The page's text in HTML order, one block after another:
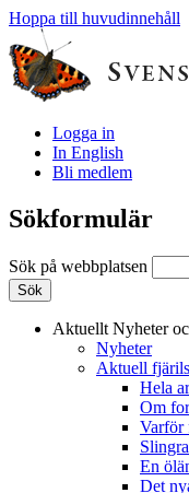
Hoppa till huvudinnehåll
Logga in
In English
Bli medlem
Sökformulär
Sök på webbplatsen
Aktuellt Nyheter
Nyheter
Aktuell
Hela
Om
Varför
En
Det